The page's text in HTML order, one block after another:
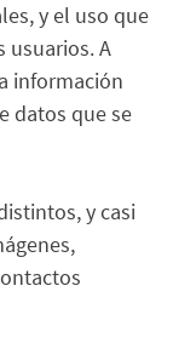
y el uso que
usuarios. A
información
datos que se
y casi